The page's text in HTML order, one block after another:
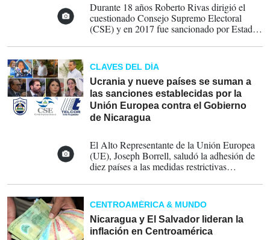
Durante 18 años Roberto Rivas dirigió el
cuestionado Consejo Supremo Electoral
(CSE) y en 2017 fue sancionado por Estados
Magnitsky
CLAVES DEL DÍA
Ucrania y nueve países se suman a
las sanciones establecidas por la
Unión Europea contra el Gobierno
de Nicaragua
El Alto Representante de la Unión Europea
(UE), Joseph Borrell, saludó la adhesión de
diez países a las medidas restrictivas
de derechos humanos y elecciones
fraudulentas
CENTROAMÉRICA & MUNDO
Nicaragua y El Salvador lideran la
inflación en Centroamérica